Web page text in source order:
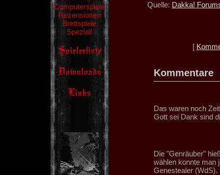
Computerspiele
Rezensionen
Brettspiele
Spezial!
Quelle: Dakka!
[
Kommentare
Das waren noch
Gott sei Dank sind
Die "Genräuber"
wählen konnte man
Genestealer (WdS).